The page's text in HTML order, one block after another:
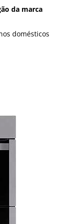
da marca
domésticos